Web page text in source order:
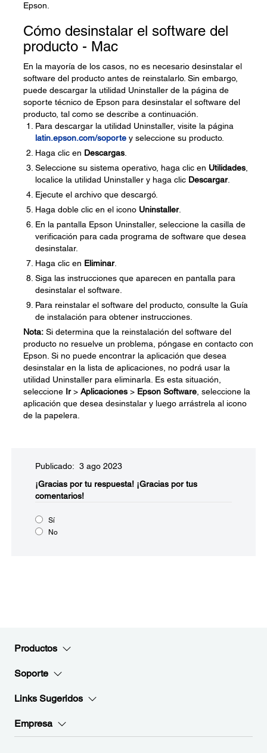
Epson.
Cómo desinstalar el software del
producto - Mac
En la mayoría de los casos, no es necesario desinstalar el
software del producto antes de reinstalarlo. Sin embargo,
puede descargar la utilidad Uninstaller de la página de
soporte técnico de Epson para desinstalar el software del
producto, tal como se describe a continuación.
Para descargar la utilidad Uninstaller, visite la página
latin.epson.com/soporte y seleccione su producto.
Haga clic en Descargas
Seleccione su sistema operativo, haga clic en Utilidades
localice la utilidad Uninstaller y haga clic Descargar.
Ejecute el archivo que descargó.
Haga doble clic en el icono Uninstaller.
En la pantalla Epson Uninstaller, seleccione la casilla de
verificación para cada programa de software que desea
desinstalar.
Haga clic en Eliminar.
Siga las instrucciones que aparecen en pantalla para
desinstalar el software.
Para reinstalar el software del producto, consulte la Guía
de instalación para obtener instrucciones.
Nota: Si determina que la reinstalación del software del
producto no resuelve un problema, póngase en contacto con
Epson. Si no puede encontrar la aplicación que desea
desinstalar en la lista de aplicaciones, no podrá usar la
utilidad Uninstaller para eliminarla. Es esta situación,
seleccione Ir> Aplicaciones > Epson Software , seleccione la
aplicación que desea desinstalar y luego arrástrela al icono
de la papelera.
Publicado: 3 ago 2023
¡Gracias por tu respuesta! ¡Gracias por tus
comentarios!
Sí
No
Productos
Soporte
Links Sugeridos
Empresa